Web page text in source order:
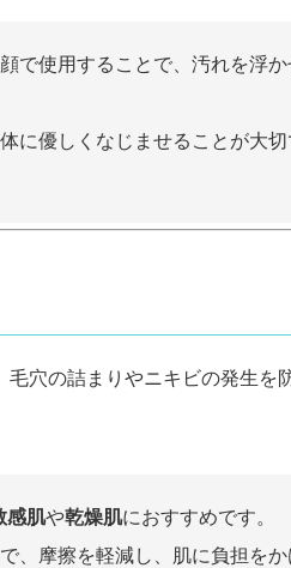
で使用することで、汚れを浮
優しくなじませることが大
穴の詰まりやニキビの発生を
感肌や乾燥肌におすすめです。
摩擦を軽減し、肌に負担をか